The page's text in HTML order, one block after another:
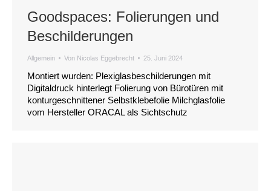
Goodspaces: Folierungen und
Beschilderungen
Allgemein Von Nicolas Eggebrecht 25. Juni 2024
Montiert wurden: Plexiglasbeschilderungen mit
Digitaldruck hinterlegt Folierung von Bürotüren mit
konturgeschnittener Selbstklebefolie Milchglasfolie
vom Hersteller ORACAL als Sichtschutz